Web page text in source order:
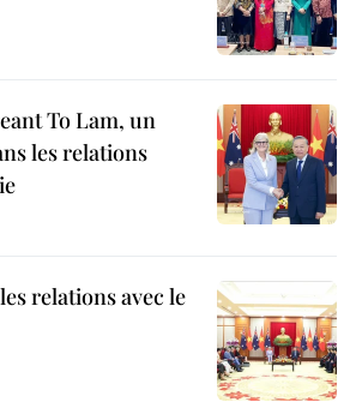
To Lam, un
les relations
relations avec le